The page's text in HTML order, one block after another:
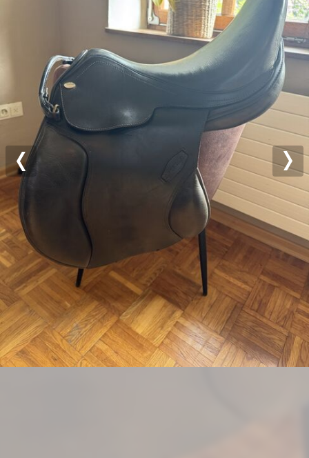
Previous